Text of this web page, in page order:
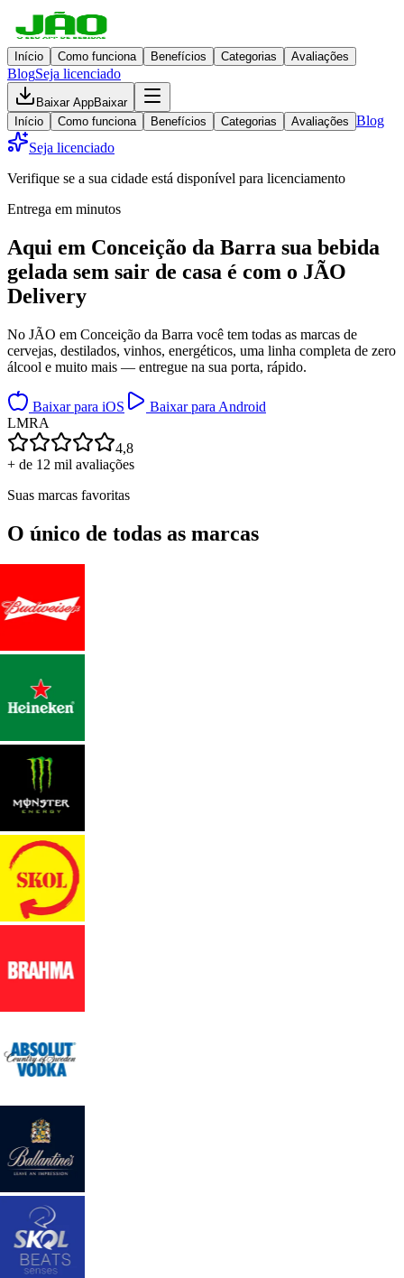
Início Como funciona Benefícios Categorias Avaliações
BlogSeja licenciado
Baixar AppBaixar
Início
Como funciona Benefícios Categorias Avaliações Blog
Seja licenciado
Verifique se a sua cidade está disponível para licenciamento
Entrega em minutos
Aqui em Conceição da Barra sua bebida
gelada sem sair de casa é com o JÃO
Delivery
No JÃO em Conceição da Barra você tem todas as marcas de
cervejas, destilados, vinhos, energéticos, uma linha completa de zero
álcool e muito mais — entregue na sua porta, rápido.
Baixar para iOS
Baixar para Android
LMRA
4,8
+ de 12 mil avaliações
Suas marcas favoritas
O único de todas as marcas